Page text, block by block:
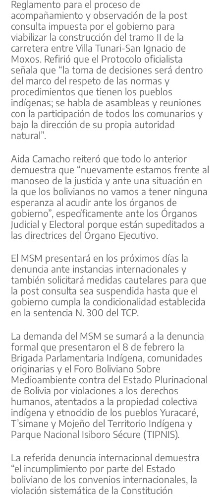
Reglamento para el proceso de
acompañamiento y observación de la post
consulta impuesta por el gobierno para
viabilizar la construcción del tramo II de la
carretera entre Villa Tunari-San Ignacio de
Moxos. Refirió que el Protocolo oficialista
señala que “la toma de decisiones será dentro
del marco del respeto de las normas y
procedimientos que tienen los pueblos
indígenas; se habla de asambleas y reuniones
con la participación de todos los comunarios y
bajo la dirección de su propia autoridad
natural”.
Aida Camacho reiteró que todo lo anterior
demuestra que “nuevamente estamos frente al
manoseo de la justicia y ante una situación en
la que los bolivianos no vamos a tener ninguna
esperanza al acudir ante los órganos de
gobierno”, específicamente ante los Órganos
Judicial y Electoral porque están supeditados a
las directrices del Órgano Ejecutivo.
El MSM presentará en los próximos días la
denuncia ante instancias internacionales y
también solicitará medidas cautelares para que
la post consulta sea suspendida hasta que el
gobierno cumpla la condicionalidad establecida
en la sentencia N. 300 del TCP.
La demanda del MSM se sumará a la denuncia
formal que presentaron el 8 de febrero la
Brigada Parlamentaria Indígena, comunidades
originarias y el Foro Boliviano Sobre
Medioambiente contra del Estado Plurinacional
de Bolivia por violaciones a los derechos
humanos, atentados a la propiedad colectiva
indígena y etnocidio de los pueblos Yuracaré,
T’simane y Mojeño del Territorio Indígena y
Parque Nacional Isiboro Sécure (TIPNIS).
La referida denuncia internacional demuestra
“el incumplimiento por parte del Estado
boliviano de los convenios internacionales, la
violación sistemática de la Constitución